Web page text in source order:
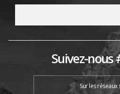
Suivez-nous
Sur les réseaux